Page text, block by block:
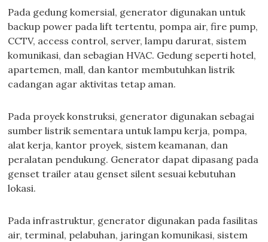
Pada gedung komersial, generator digunakan untuk
backup power pada lift tertentu, pompa air, fire pump,
CCTV, access control, server, lampu darurat, sistem
komunikasi, dan sebagian HVAC. Gedung seperti hotel,
apartemen, mall, dan kantor membutuhkan listrik
cadangan agar aktivitas tetap aman.
Pada proyek konstruksi, generator digunakan sebagai
sumber listrik sementara untuk lampu kerja, pompa,
alat kerja, kantor proyek, sistem keamanan, dan
peralatan pendukung. Generator dapat dipasang pada
genset trailer atau genset silent sesuai kebutuhan
lokasi.
Pada infrastruktur, generator digunakan pada fasilitas
air, terminal, pelabuhan, jaringan komunikasi, sistem